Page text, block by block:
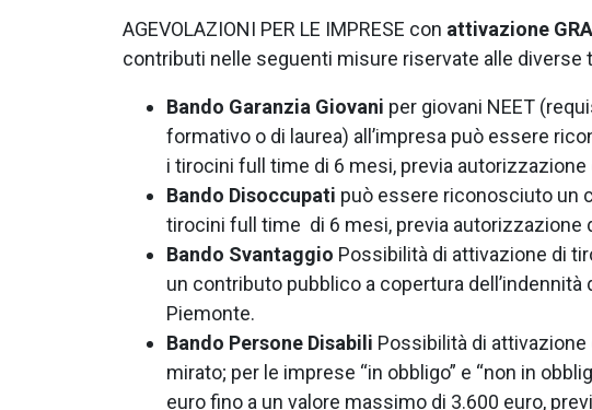
AGEVOLAZIONI PER LE IMPRESE con attivazione
contributi nelle seguenti misure riservate alle diverse
Bando Garanzia Giovani per giovani NEET
formativo o di laurea) all’impresa può essere
i tirocini full time di 6 mesi, previa autorizzazione
Bando Disoccupati può essere riconosciuto un
tirocini full time di 6 mesi, previa autorizzazione
Bando Svantaggio Possibilità di attivazione di
un contributo pubblico a copertura
Piemonte.
Bando Persone Disabili Possibilità di
mirato; per le imprese “in obbligo” e “non in
euro fino a un valore massimo di 3.600 euro,